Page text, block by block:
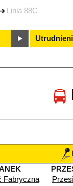
Linia 88C
Fabryczna